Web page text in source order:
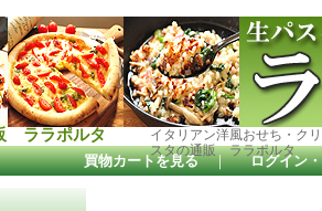
ララポルタ
イタリアン洋風おせち・ク
スタの通販 ララポルタ
買物カートを見る ｜ ログイン